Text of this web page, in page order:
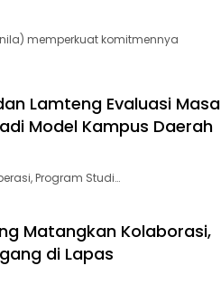
memperkuat komitmennya
Lamteng Evaluasi Masa
Model Kampus Daerah
Program Studi…
Matangkan Kolaborasi,
di Lapas